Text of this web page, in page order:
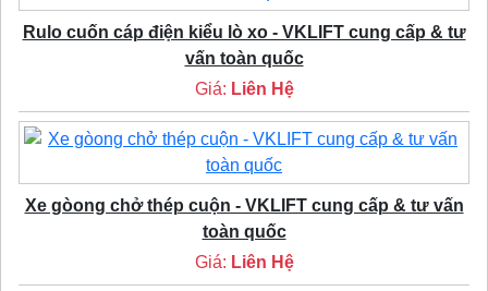
Rulo cuốn cáp điện kiểu lò xo - VKLIFT cung cấp & tư
vấn toàn quốc
Giá: Liên Hệ
Xe gòong chở thép cuộn - VKLIFT cung cấp & tư vấn
toàn quốc
Giá: Liên Hệ